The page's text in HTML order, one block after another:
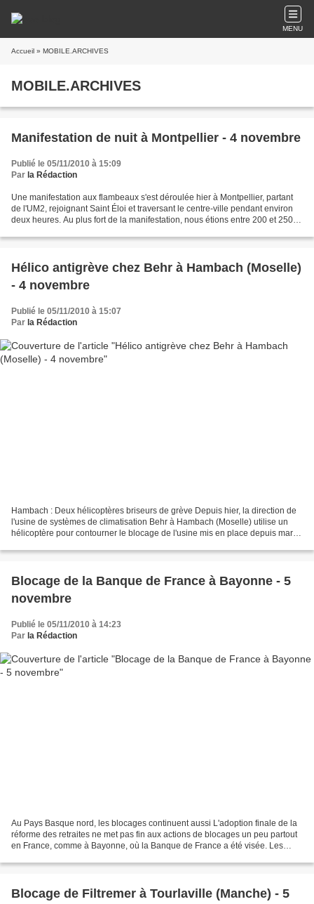
MENU
Accueil » MOBILE.ARCHIVES
MOBILE.ARCHIVES
Manifestation de nuit à Montpellier - 4 novembre
Publié le 05/11/2010 à 15:09
Par la Rédaction
Une manifestation aux flambeaux s'est déroulée hier à Montpellier, partant
de l'UM2, rejoignant Saint Éloi et traversant le centre-ville pendant environ
deux heures. Au plus fort de la manifestation, nous étions entre 200 et 250.
Hélico antigrève chez Behr à Hambach (Moselle)
- 4 novembre
Publié le 05/11/2010 à 15:07
Par la Rédaction
Hambach : Deux hélicoptères briseurs de grève Depuis hier, la direction de
l'usine de systèmes de climatisation Behr à Hambach (Moselle) utilise un
hélicoptère pour contourner le blocage de l'usine mis en place depuis mardi
Blocage de la Banque de France à Bayonne - 5
novembre
Publié le 05/11/2010 à 14:23
Par la Rédaction
Au Pays Basque nord, les blocages continuent aussi L'adoption finale de la
réforme des retraites ne met pas fin aux actions de blocages un peu partout
en France, comme à Bayonne, où la Banque de France a été visée. Les
Blocage de Filtremer à Tourlaville (Manche) - 5